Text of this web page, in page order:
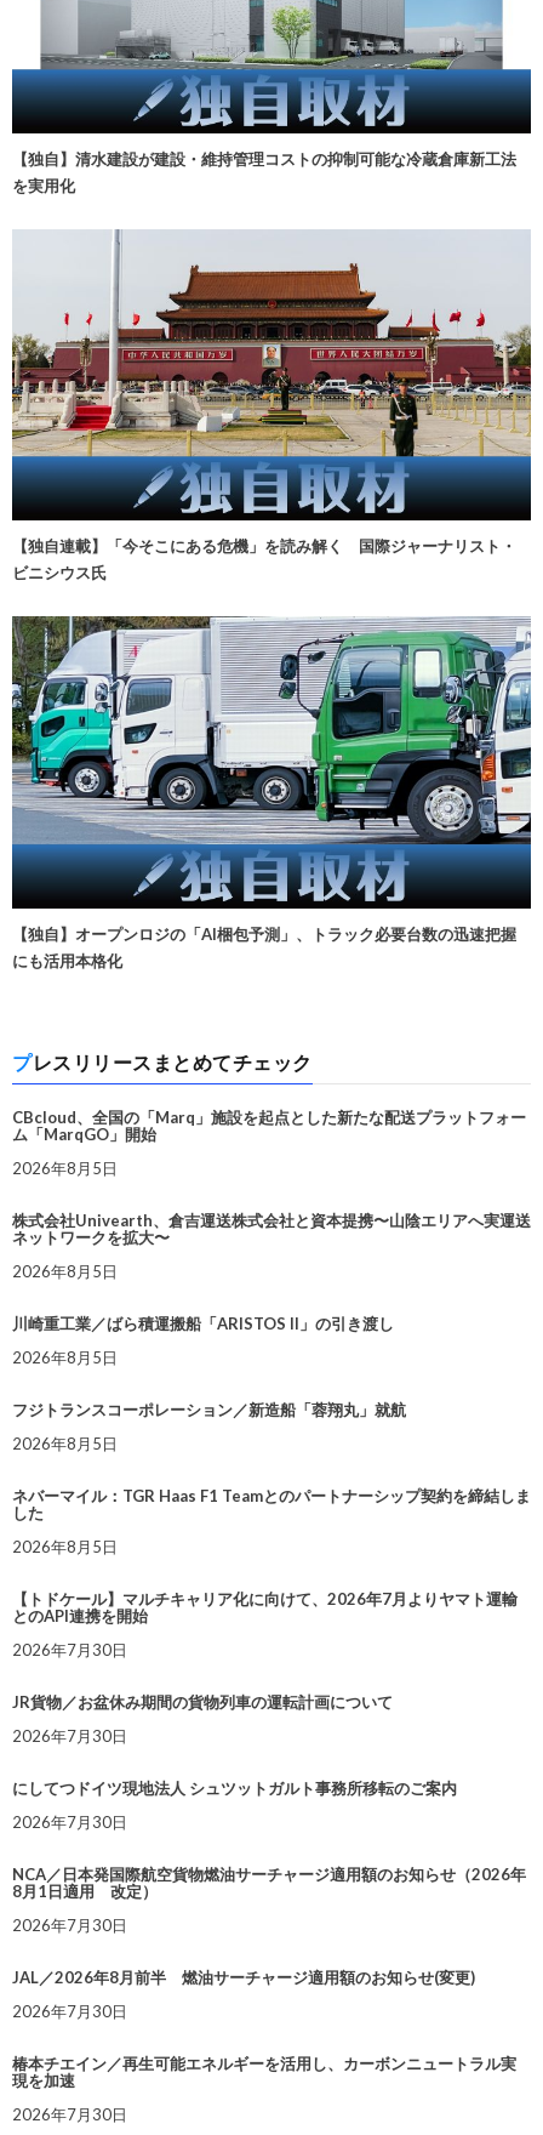
【独自】清水建設が建設・維持管理コストの抑制可能な冷蔵倉庫新工法
を実用化
【独自連載】「今そこにある危機」を読み解く 国際ジャーナリスト・
ビニシウス氏
【独自】オープンロジの「AI梱包予測」、トラック必要台数の迅速把握
にも活用本格化
プレスリリースまとめてチェック
CBcloud、全国の「Marq」施設を起点とした新たな配送プラットフォー
ム「MarqGO」開始
2026年8月5日
株式会社Univearth、倉吉運送株式会社と資本提携〜山陰エリアへ実運送
ネットワークを拡大〜
2026年8月5日
川崎重工業／ばら積運搬船「ARISTOS II」の引き渡し
2026年8月5日
フジトランスコーポレーション／新造船「蓉翔丸」就航
2026年8月5日
ネバーマイル：TGR Haas F1 Teamとのパートナーシップ契約を締結しま
した
2026年8月5日
【トドケール】マルチキャリア化に向けて、2026年7月よりヤマト運輸
とのAPI連携を開始
2026年7月30日
JR貨物／お盆休み期間の貨物列車の運転計画について
2026年7月30日
にしてつドイツ現地法人 シュツットガルト事務所移転のご案内
2026年7月30日
NCA／日本発国際航空貨物燃油サーチャージ適用額のお知らせ（2026年
8月1日適用 改定）
2026年7月30日
JAL／2026年8月前半 燃油サーチャージ適用額のお知らせ(変更)
2026年7月30日
椿本チエイン／再生可能エネルギーを活用し、カーボンニュートラル実
現を加速
2026年7月30日